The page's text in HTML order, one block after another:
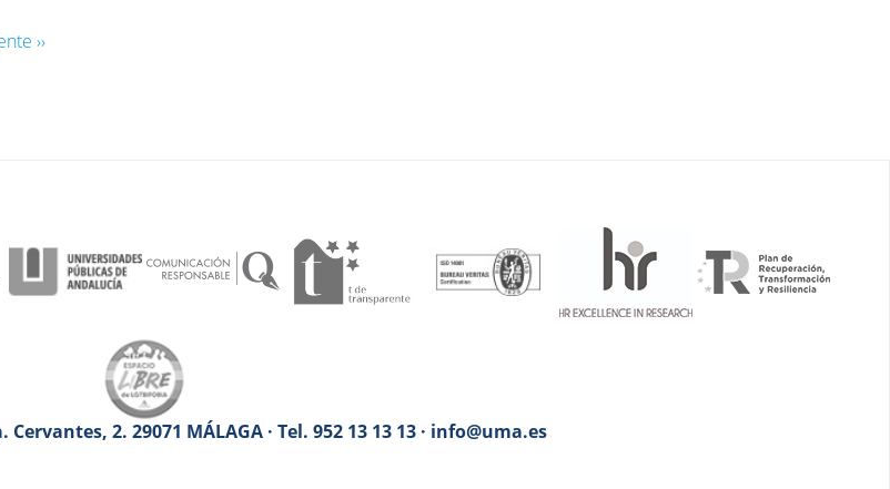
››
2. 29071 MÁLAGA · Tel. 952 13 13 13 · info@uma.es